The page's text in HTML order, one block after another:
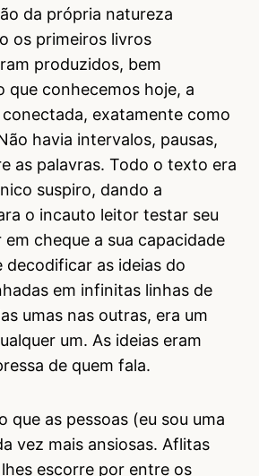
da própria natureza
os primeiros livros
produzidos, bem
que conhecemos hoje, a
exatamente como
havia intervalos, pausas,
as palavras. Todo o texto era
suspiro, dando a
o incauto leitor testar seu
cheque a sua capacidade
decodificar as ideias do
em infinitas linhas de
umas nas outras, era um
um. As ideias eram
de quem fala.
que as pessoas (eu sou uma
vez mais ansiosas. Aflitas
escorre por entre os